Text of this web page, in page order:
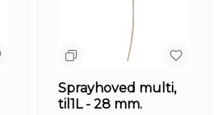
Sprayhoved multi,
til1L - 28 mm.